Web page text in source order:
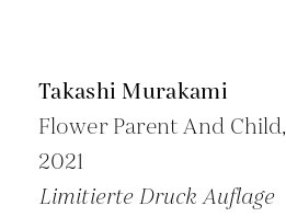
Takashi Murakami
Flower Parent And Child,
2021
Limitierte Druck Auflage